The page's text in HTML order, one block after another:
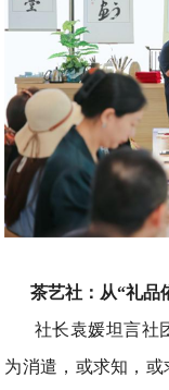
茶艺社：从“礼品
社长袁媛坦言
为消遣，或求知，